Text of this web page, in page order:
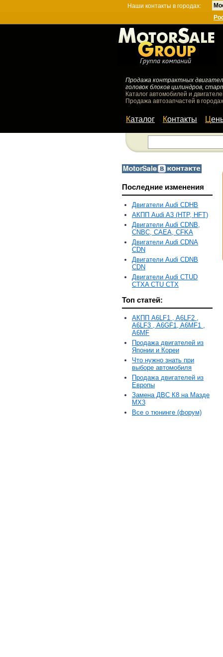
Наши контакты в городах:
Продажа контрактных
головок блоков цилиндров,
Каталог автомобилей и
Продажа автозапчастей в
Каталог Контакты
Последние изменения
Двигатели Audi CDHB
АКПП Audi A3 (HTP, HFT)
Двигатели Audi CDNB,
CNBC, CAEA, CFKA
Двигатели Audi CDNA
CDN
Двигатели Audi CDNB
CDN
Двигатели Audi CTUD
CTXA CTU CTX
Топ статей:
АКПП A6LF1 , A6LF2 ,
A6LF3 , A6GF1, A6MF1 ,
A6MF
Продажа двигателей из
Японии и Кореи
Что нужно знать при
выборе автомобиля
Продажа двигателей из
Европы
Замена ДВС К8 на Мазде
MX3
Все о тюнинге (форум)